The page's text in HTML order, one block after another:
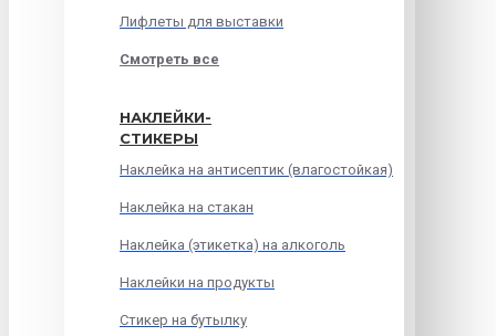
Лифлеты для выставки
Смотреть все
НАКЛЕЙКИ-
СТИКЕРЫ
Наклейка на антисептик (влагостойкая)
Наклейка на стакан
Наклейка (этикетка) на алкоголь
Наклейки на продукты
Стикер на бутылку